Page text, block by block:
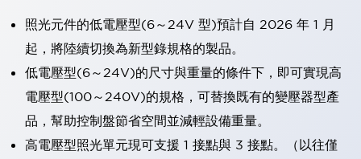
照光元件的低電壓型(6～24V 型)預計自 2026 年 1 月
起，將陸續切換為新型錄規格的製品。
低電壓型(6～24V)的尺寸與重量的條件下，即可實現高
電壓型(100～240V)的規格，可替換既有的變壓器型產
品，幫助控制盤節省空間並減輕設備重量。
高電壓型照光單元現可支援 1 接點與 3 接點。（以往僅